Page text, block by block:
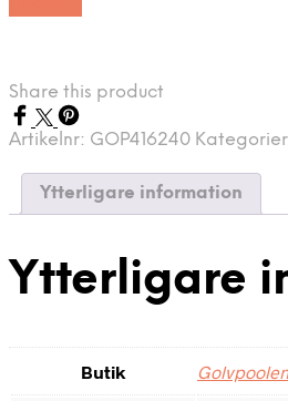
Share this product
Artikelnr: GOP416240
Ytterligare information
Ytterligare
Butik Golvpoolen